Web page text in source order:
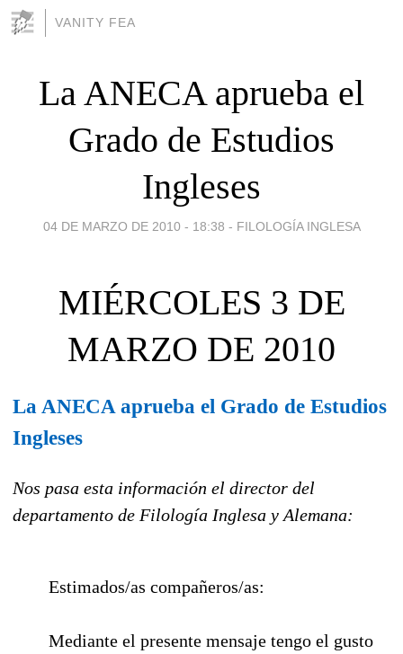
VANITY FEA
La ANECA aprueba el
Grado de Estudios
Ingleses
04 DE MARZO DE 2010 - 18:38 - FILOLOGÍA INGLESA
MIÉRCOLES 3 DE
MARZO DE 2010
La ANECA aprueba el Grado de Estudios
Ingleses
Nos pasa esta información el director del
departamento de Filología Inglesa y Alemana:
Estimados/as compañeros/as:
Mediante el presente mensaje tengo el gusto